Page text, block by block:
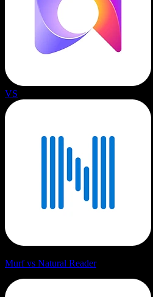
VS
Murf vs Natural Reader